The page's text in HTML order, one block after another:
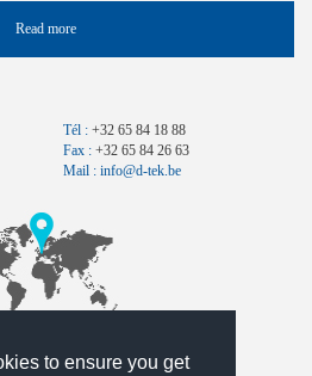
to ensure you get
Read more
Tél : +32 65 84 18 88
Fax : +32 65 84 26 63
Mail : info@d-tek.be
Contact